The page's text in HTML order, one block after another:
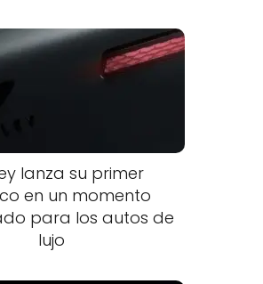
lanza su primer
en un momento
para los autos de
lujo